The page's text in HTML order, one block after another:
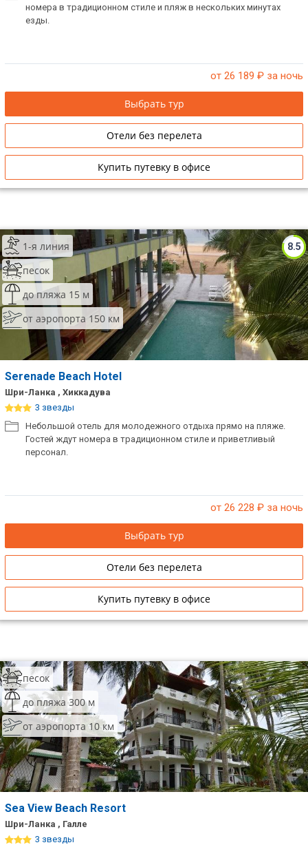
номера в традиционном стиле и пляж в нескольких минутах
езды.
от 26 189 ₽ за ночь
Выбрать тур
Отели без перелета
Купить путевку в офисе
8.5
1-я линия
песок
до пляжа 15 м
от аэропорта 150 км
Serenade Beach Hotel
Шри-Ланка , Хиккадува
3 звезды
Небольшой отель для молодежного отдыха прямо на пляже.
Гостей ждут номера в традиционном стиле и приветливый
персонал.
от 26 228 ₽ за ночь
Выбрать тур
Отели без перелета
Купить путевку в офисе
песок
до пляжа 300 м
от аэропорта 10 км
Sea View Beach Resort
Шри-Ланка , Галле
3 звезды